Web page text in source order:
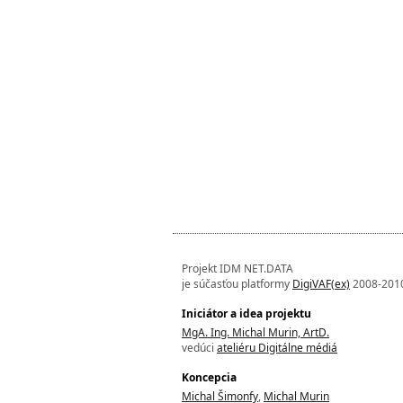
Projekt IDM NET.DATA
je súčasťou platformy DigiVAF(ex)2008-
Iniciátor a idea projektu
MgA. Ing. Michal Murin, ArtD.
vedúci ateliéru Digitálne médiá
Koncepcia
Michal Šimonfy, Michal Murin